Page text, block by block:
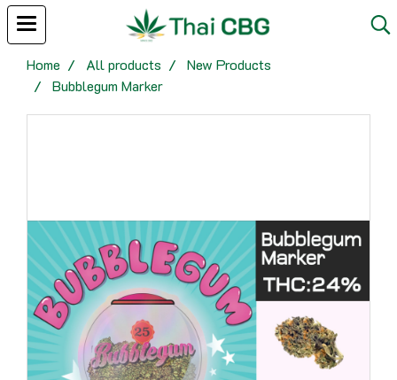
Home All products
New Products
Bubblegum Marker